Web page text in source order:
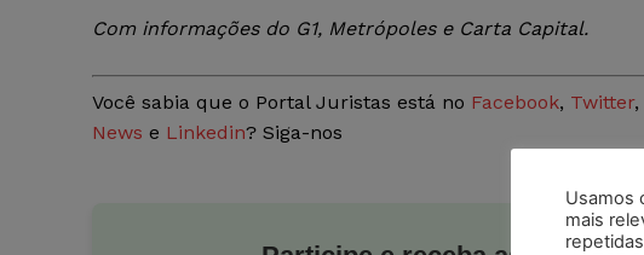
Com informações do G1, Metrópoles e Carta Capital.
Você sabia que o Portal Juristas está no Facebook, Twitter,
News e Linkedin? Siga-nos
Usamos
mais